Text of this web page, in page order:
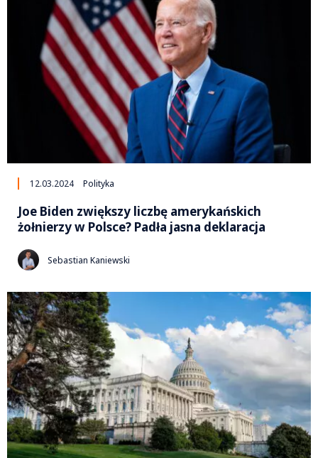
12.03.2024 Polityka
Joe Biden zwiększy liczbę amerykańskich
żołnierzy w Polsce? Padła jasna deklaracja
Sebastian Kaniewski